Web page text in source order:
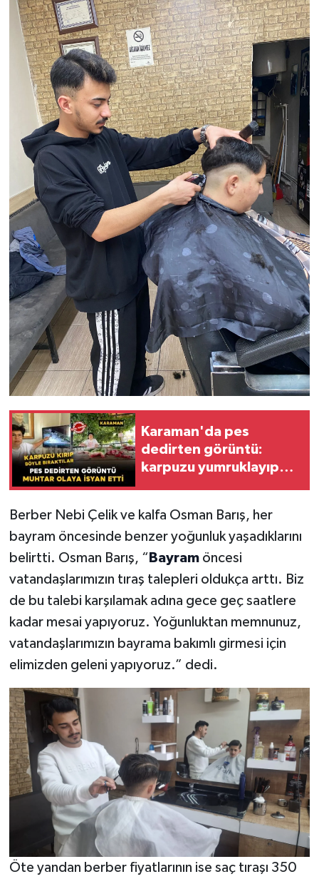
Karaman'da pes
dedirten görüntü:
karpuzu yumruklayıp
Berber Nebi Çelik ve kalfa Osman Barış, her
bayram öncesinde benzer yoğunluk yaşadıklarını
belirtti. Osman Barış, “ Bayramöncesi
vatandaşlarımızın tıraş talepleri oldukça arttı. Biz
de bu talebi karşılamak adına gece geç saatlere
kadar mesai yapıyoruz. Yoğunluktan memnunuz,
vatandaşlarımızın bayrama bakımlı girmesi için
elimizden geleni yapıyoruz.” dedi.
Öte yandan berber fiyatlarının ise saç tıraşı 350